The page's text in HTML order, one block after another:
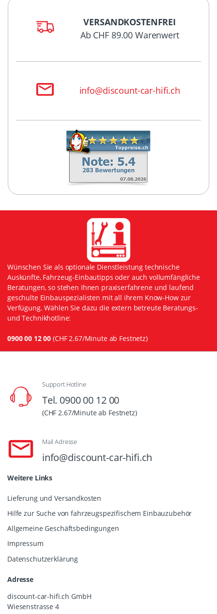
VERSANDKOSTENFREI
Ab CHF 89.00 Warenwert
info@discount-car-hifi.ch
Wünschen Sie als optionale Dienstleistung technische
Auskünfte, Fahrzeug-Einbautipps oder auch vollumfängliche
Beratungen, so stehen Ihnen praxiserfahrene und laufend
geschulte Einbauspezialisten mit all ihrem Know-How zur
Verfügung. Wählen Sie dazu die extern betreute Beratungs-
und Technikhotline:
0900 00 12 00 (CHF 2.67/Minute ab Festnetz)
Support Hotline
Tel. 0900 00 12 00
(CHF 2.67/Minute ab Festnetz)
Mail Adresse
info@discount-car-hifi.ch
Weitere Links
Lieferung und Versandkosten
Hilfe zur Suche von fahrzeugspezifischem Einbauzubehör
Allgemeine Geschäftsbedingungen
Impressum
Datenschutzerklärung
Adresse
discount-car-hifi.ch GmbH
Wiesenstrasse 4